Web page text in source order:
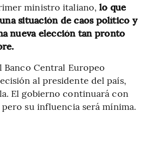
ministro italiano,lo que
situación de caos político y
nueva elección tan pronto
Central Europeo
al presidente del país,
El gobierno continuará con
su influencia será mínima.